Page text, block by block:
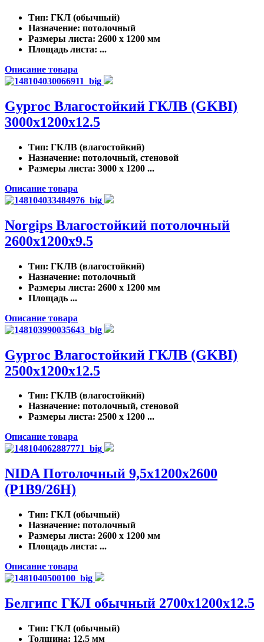
Тип: ГКЛ (обычный)
Назначение: потолочный
Размеры листа: 2600 x 1200 мм
Площадь листа: ...
Описание товара
Gyproc Влагостойкий ГКЛВ (GKBI)
3000x1200x12.5
Тип: ГКЛВ (влагостойкий)
Назначение: потолочный, стеновой
Размеры листа: 3000 x 1200 ...
Описание товара
Norgips Влагостойкий потолочный
2600x1200x9.5
Тип: ГКЛВ (влагостойкий)
Назначение: потолочный
Размеры листа: 2600 x 1200 мм
Площадь ...
Описание товара
Gyproc Влагостойкий ГКЛВ (GKBI)
2500x1200x12.5
Тип: ГКЛВ (влагостойкий)
Назначение: потолочный, стеновой
Размеры листа: 2500 x 1200 ...
Описание товара
NIDA Потолочный 9,5х1200х2600
(P1B9/26H)
Тип: ГКЛ (обычный)
Назначение: потолочный
Размеры листа: 2600 x 1200 мм
Площадь листа: ...
Описание товара
Белгипс ГКЛ обычный 2700х1200x12.5
Тип: ГКЛ (обычный)
Толщина: 12.5 мм